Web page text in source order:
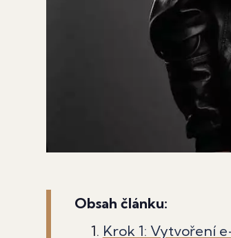
Obsah článku:
Krok 1: Vytvoření